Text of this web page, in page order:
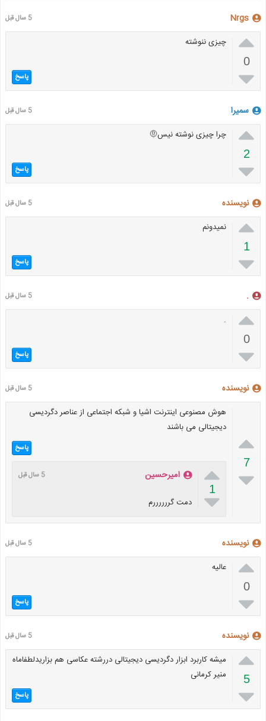
Nrgs 5 سال قبل

0

چیزی ننوشته
پاسخ
سمیرا 5 سال قبل

2

چرا چیزی نوشته نیس🤨
پاسخ
نویسنده 5 سال قبل

1

نمیدونم
پاسخ
. 5 سال قبل

0

.
پاسخ
نویسنده 5 سال قبل

7

هوش مصنوعی اینترنت اشیا و شبکه اجتماعی از عناصر دگردیسی
دیجیتالی می باشند
پاسخ

1

امیرحسین 5 سال قبل
دمت گررررررم
نویسنده 5 سال قبل

0

عالیه
پاسخ
نویسنده 5 سال قبل

5

میشه کاربرد ابزار دگردیسی دیجیتالی دررشته عکاسی هم بزاریدلطفاماه
منیر کرمانی
پاسخ